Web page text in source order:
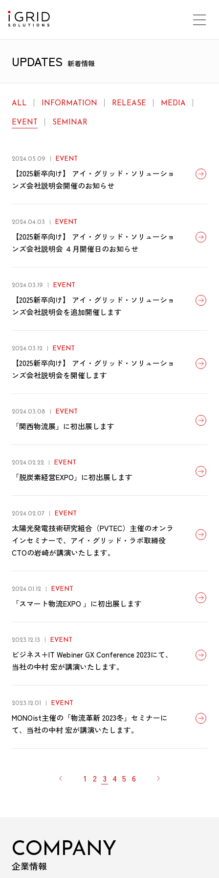
UPDATES 新着情報
ALL INFORMATION RELEASE MEDIA
EVENT SEMINAR
2024.05.09 EVENT
【2025新卒向け】 アイ・グリッド・ソリューショ
ンズ会社説明会開催のお知らせ
2024.04.03 EVENT
【2025新卒向け】 アイ・グリッド・ソリューショ
ンズ会社説明会 ４月開催日のお知らせ
2024.03.19 EVENT
【2025新卒向け】 アイ・グリッド・ソリューショ
ンズ会社説明会を追加開催します
2024.03.12 EVENT
【2025新卒向け】 アイ・グリッド・ソリューショ
ンズ会社説明会を開催します
2024.03.08 EVENT
「関西物流展」に初出展します
2024.02.22 EVENT
「脱炭素経営EXPO」に初出展します
2024.02.07 EVENT
太陽光発電技術研究組合（PVTEC）主催のオンラ
インセミナーで、アイ・グリッド・ラボ取締役
CTOの岩崎が講演いたします。
2024.01.12 EVENT
「スマート物流EXPO 」に初出展します
2023.12.13 EVENT
ビジネス＋IT Webiner GX Conference 2023にて、
当社の中村 宏が講演いたします。
2023.12.01 EVENT
MONOist主催の「物流革新 2023冬」セミナーに
て、当社の中村 宏が講演いたします。
1 2 3 4 5 6
COMPANY
企業情報